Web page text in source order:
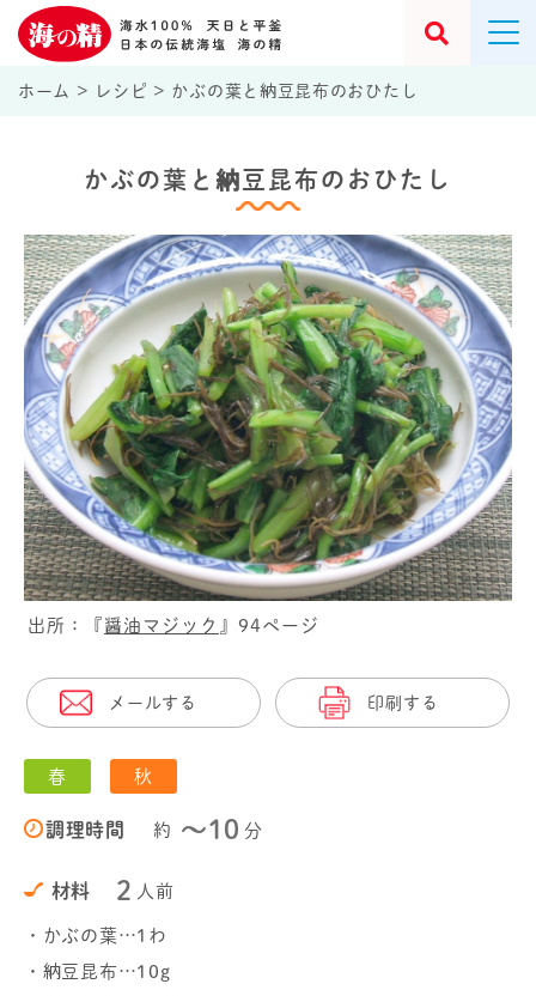
ホーム > レシピ > かぶの葉と納豆昆布のおひたし
かぶの葉と納豆昆布のおひたし
出所：『 醤油マジック 』94ページ
メールする 印刷する
春 秋
調理時間 約 〜10 分
材料 2 人前
・かぶの葉…1わ
・納豆昆布…10g